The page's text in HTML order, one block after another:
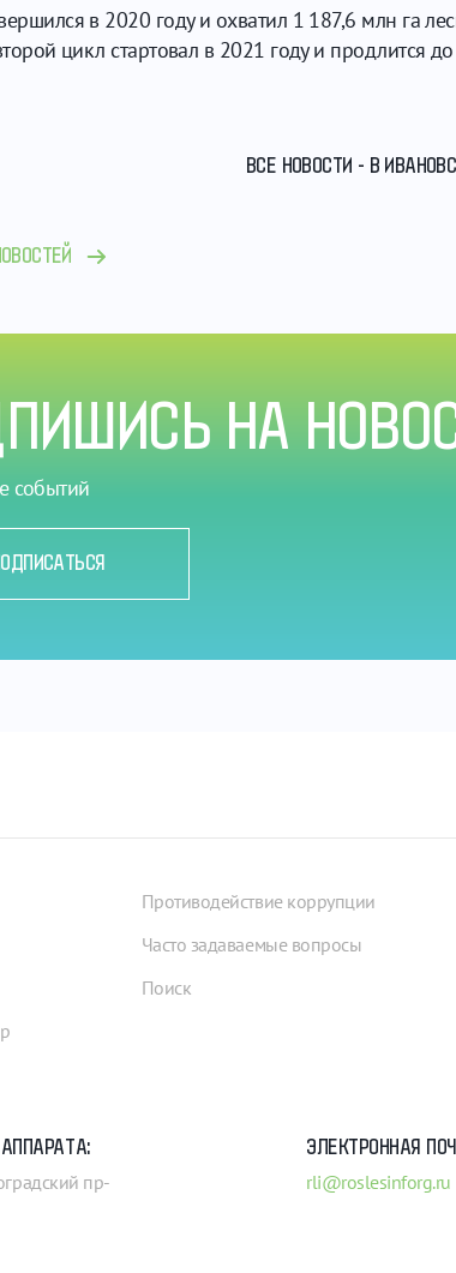
в 2020 году и охватил 1 187,6 млн га
цикл стартовал в 2021 году и продлится
ВСЕ НОВОСТИ - В
НА
событий
Противодействие коррупции
Часто задаваемые вопросы
Поиск
пр-
ЭЛЕКТРОННАЯ
rli@roslesinforg.ru